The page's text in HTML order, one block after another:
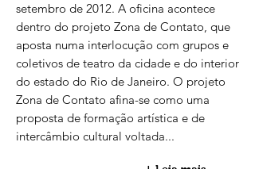
setembro de 2012. A oficina acontece
dentro do projeto Zona de Contato, que
aposta numa interlocução com grupos e
coletivos de teatro da cidade e do interior
do estado do Rio de Janeiro. O projeto
Zona de Contato afina-se como uma
proposta de formação artística e de
intercâmbio cultural voltada...